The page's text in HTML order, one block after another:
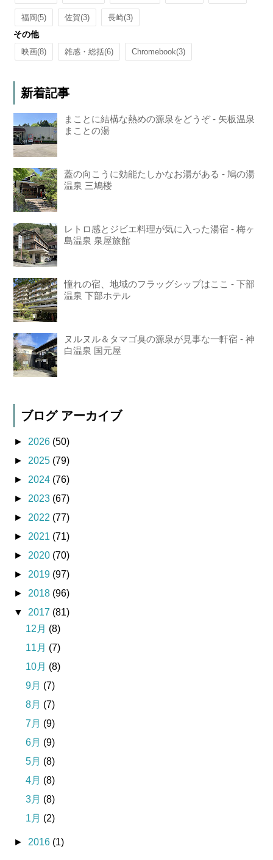
福岡(5) 佐賀(3) 長崎(3)
その他
映画(8) 雑感・総括(6) Chromebook(3)
新着記事
まことに結構な熱めの源泉をどうぞ - 矢板温泉
まことの湯
蓋の向こうに効能たしかなお湯がある - 鳩の湯
温泉 三鳩楼
レトロ感とジビエ料理が気に入った湯宿 - 梅ヶ
島温泉 泉屋旅館
憧れの宿、地域のフラッグシップはここ - 下部
温泉 下部ホテル
ヌルヌル＆タマゴ臭の源泉が見事な一軒宿 - 神
白温泉 国元屋
ブログ アーカイブ
► 2026 (50)
► 2025 (79)
► 2024 (76)
► 2023 (67)
► 2022 (77)
► 2021 (71)
► 2020 (70)
► 2019 (97)
► 2018 (96)
▼ 2017 (81)
12月 (8)
11月 (7)
10月 (8)
9月 (7)
8月 (7)
7月 (9)
6月 (9)
5月 (8)
4月 (8)
3月 (8)
1月 (2)
► 2016 (1)